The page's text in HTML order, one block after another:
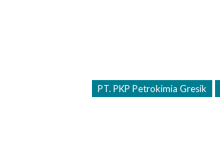
PT. PKP Petrokimia Gresik